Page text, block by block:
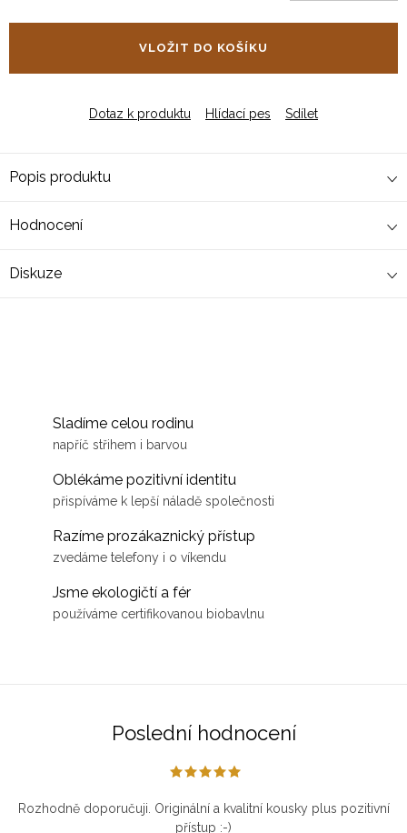
VLOŽIT DO KOŠÍKU
Dotaz k produktu Hlídací pes Sdílet
Popis produktu
Hodnocení
Diskuze
Sladíme celou rodinu
napříč střihem i barvou
Oblékáme pozitivní identitu
přispíváme k lepší náladě společnosti
Razíme prozákaznický přístup
zvedáme telefony i o víkendu
Jsme ekologičtí a fér
používáme certifikovanou biobavlnu
Poslední hodnocení
Rozhodně doporučuji. Originální a kvalitní kousky plus pozitivní
přístup :-)